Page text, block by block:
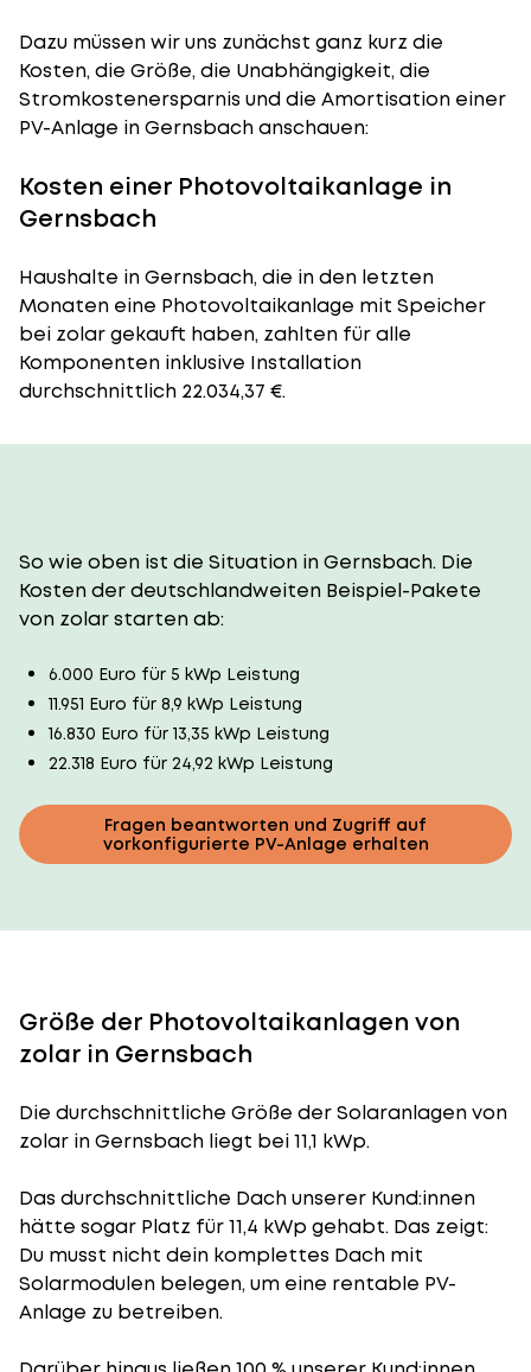
Dazu müssen wir uns zunächst ganz kurz die
Kosten, die Größe, die Unabhängigkeit, die
Stromkostenersparnis und die Amortisation einer
PV-Anlage in Gernsbach anschauen:
Kosten einer Photovoltaikanlage in
Gernsbach
Haushalte in Gernsbach, die in den letzten
Monaten eine Photovoltaikanlage mit Speicher
bei zolar gekauft haben, zahlten für alle
Komponenten inklusive Installation
durchschnittlich 22.034,37 €.
So wie oben ist die Situation in Gernsbach. Die
Kosten der deutschlandweiten Beispiel-Pakete
von zolar starten ab:
6.000 Euro für 5 kWp Leistung
11.951 Euro für 8,9 kWp Leistung
16.830 Euro für 13,35 kWp Leistung
22.318 Euro für 24,92 kWp Leistung
Fragen beantworten und Zugriff auf
vorkonfigurierte PV-Anlage erhalten
Größe der Photovoltaikanlagen von
zolar in Gernsbach
Die durchschnittliche Größe der Solaranlagenvon
zolar in Gernsbach liegt bei 11,1 kWp.
Das durchschnittliche Dach unserer Kund:innen
hätte sogar Platz für 11,4 kWp gehabt. Das zeigt:
Du musst nicht dein komplettes Dach mit
Solarmodulen belegen, um eine rentable PV-
Anlage zu betreiben.